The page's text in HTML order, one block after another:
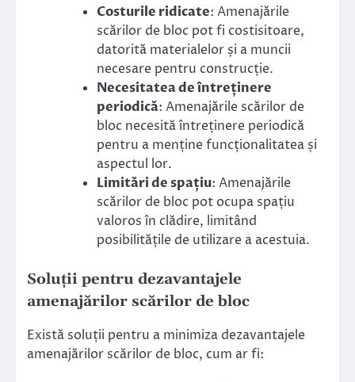
Costurile ridicate: Amenajările
scărilor de bloc pot fi costisitoare,
datorită materialelor și a muncii
necesare pentru construcție.
Necesitatea de întreținere
periodică: Amenajările scărilor de
bloc necesită întreținere periodică
pentru a menține funcționalitatea și
aspectul lor.
Limitări de spațiu: Amenajările
scărilor de bloc pot ocupa spațiu
valoros în clădire, limitând
posibilitățile de utilizare a acestuia.
Soluții pentru dezavantajele
amenajărilor scărilor de bloc
Există soluții pentru a minimiza dezavantajele
amenajărilor scărilor de bloc, cum ar fi: